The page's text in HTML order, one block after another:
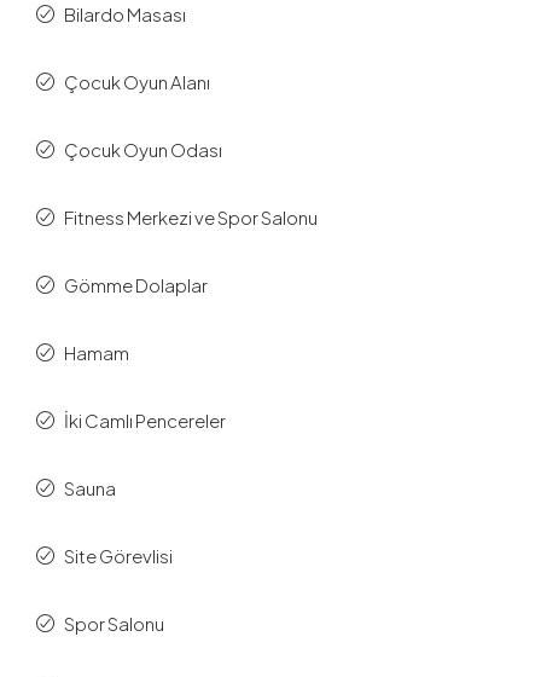
Bilardo Masası
Çocuk Oyun Alanı
Çocuk Oyun Odası
Fitness Merkezi ve Spor Salonu
Gömme Dolaplar
Hamam
İki Camlı Pencereler
Sauna
Site Görevlisi
Spor Salonu